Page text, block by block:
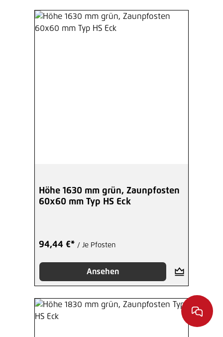
Höhe 1630 mm grün, Zaunpfosten
60x60 mm Typ HS Eck
94,44 €* / Je Pfosten
Ansehen